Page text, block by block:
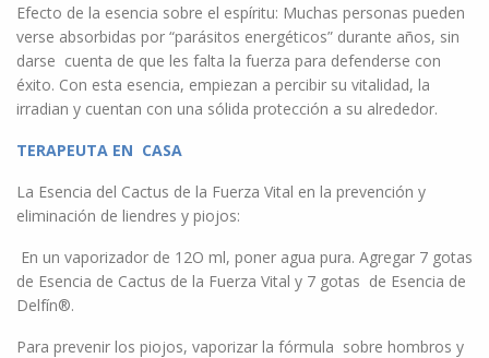
Efecto de la esencia sobre el espíritu: Muchas personas pueden
verse absorbidas por “parásitos energéticos” durante años, sin
darse cuenta de que les falta la fuerza para defenderse con
éxito. Con esta esencia, empiezan a percibir su vitalidad, la
irradian y cuentan con una sólida protección a su alrededor.
TERAPEUTA EN CASA
La Esencia del Cactus de la Fuerza Vital en la prevención y
eliminación de liendres y piojos:
En un vaporizador de 12O ml, poner agua pura. Agregar 7 gotas
de Esencia de Cactus de la Fuerza Vital y 7 gotas de Esencia de
Delfín®.
Para prevenir los piojos, vaporizar la fórmula sobre hombros y